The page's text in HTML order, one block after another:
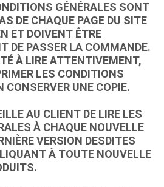
GÉNÉRALES SONT
DE CHAQUE PAGE DU SITE
ET DOIVENT ÊTRE
DE PASSER LA COMMANDE.
À LIRE ATTENTIVEMENT,
LES CONDITIONS
CONSERVER UNE COPIE.
AU CLIENT DE LIRE LES
À CHAQUE NOUVELLE
VERSION DESDITES
À TOUTE NOUVELLE